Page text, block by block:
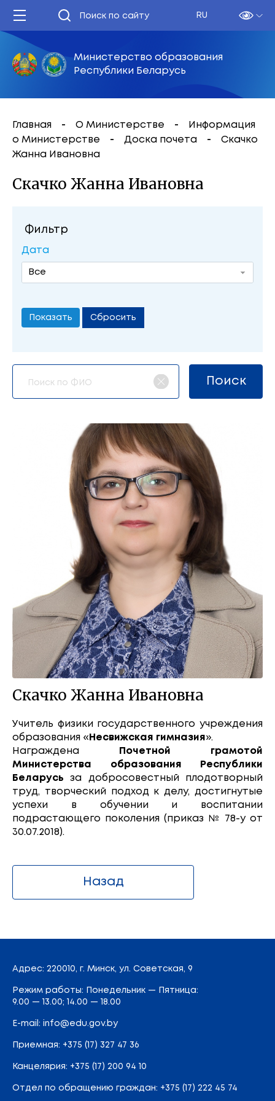
RU
Министерство образования
Республики Беларусь
Главная О Министерстве
Информация
о Министерстве
Доска почета
Скачко
Жанна Ивановна
Скачко Жанна Ивановна
Фильтр
Дата
Все
Сбросить
Скачко Жанна Ивановна
Учитель физики государственного учреждения
образования « Несвижская гимназия».
Награждена
Почетной грамотой
Министерства образования Республики
Беларусь за добросовестный плодотворный
труд, творческий подход к делу, достигнутые
успехи в обучении и воспитании
подрастающего поколения (приказ № 78-у от
30.07.2018).
Назад
Адрес: 220010, г. Минск, ул. Советская, 9
Режим работы: Понедельник — Пятница:
9.00 — 13.00; 14.00 — 18.00
E-mail: info@edu.gov.by
Приемная: +375 (17) 327 47 36
Канцелярия: +375 (17) 200 94 10
Отдел по обращению граждан: +375 (17) 222 45 74